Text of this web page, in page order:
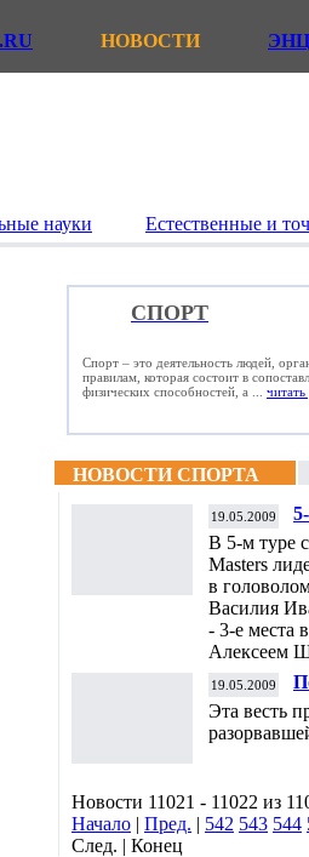
НОВОСТИ
науки Естественные и
СПОРТ
Спорт – это деятельность людей,
правилам, которая состоит в
физических способностей, а ... читать
НОВОСТИ СПОРТА
19.05.2009
В 5-м туре
Masters
в
Василия
- 3-е места
Алексеем
19.05.2009
Эта весть
Новости 11021 - 11022 из
Начало | Пред. | 542 543 544
След. | Конец